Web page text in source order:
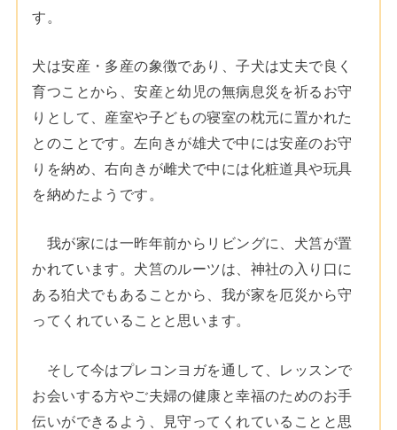
す。
犬は安産・多産の象徴であり、子犬は丈夫で良く
育つことから、安産と幼児の無病息災を祈るお守
りとして、産室や子どもの寝室の枕元に置かれた
とのことです。左向きが雄犬で中には安産のお守
りを納め、右向きが雌犬で中には化粧道具や玩具
を納めたようです。
我が家には一昨年前からリビングに、犬筥が置
かれています。犬筥のルーツは、神社の入り口に
ある狛犬でもあることから、我が家を厄災から守
ってくれていることと思います。
そして今はプレコンヨガを通して、レッスンで
お会いする方やご夫婦の健康と幸福のためのお手
伝いができるよう、見守ってくれていることと思